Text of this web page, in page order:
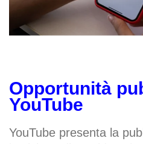
Opportunità
YouTube
YouTube presenta la